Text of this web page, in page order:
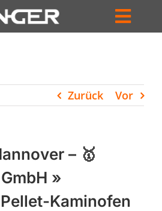
Zurück Vor
– 🥇
»
Kaminofen